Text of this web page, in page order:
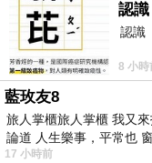
認識
認識
8 小時
藍玫友8
旅人掌櫃旅人掌櫃 我又
論道 人生樂事，平常也
17 小時前